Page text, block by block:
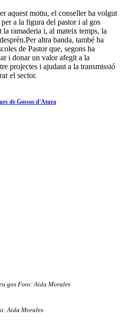
aquest motiu, el conseller ha volgut
a la figura del pastor i al gos
la ramaderia i, al mateix temps, la
altra banda, també ha
de Pastor que, segons ha
i donar un valor afegit a la
projectes i ajudant a la transmissió
el sector.
de Gossos d'Atura
gos Foto: Aida Morales
Aida Morales